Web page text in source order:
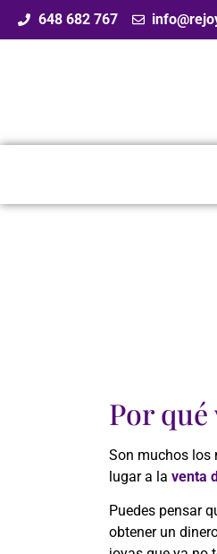
648 682 767
Por qué
Son muchos los
lugar a la venta
Puedes pensar
obtener un